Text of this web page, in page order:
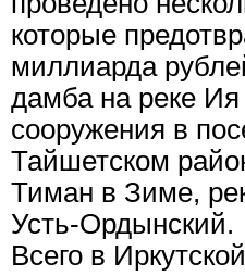
которые
миллиарда
дамба на реке Ия
сооружения в
Тайшетском
Тиман в Зиме,
Усть-Ордынский.
Всего в